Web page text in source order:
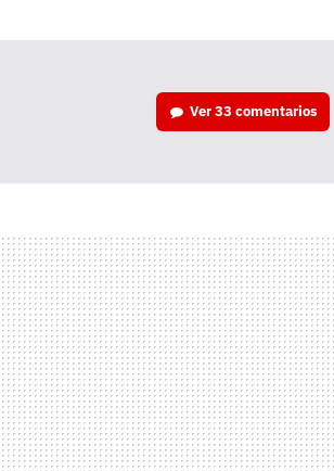
Ver33 comentarios